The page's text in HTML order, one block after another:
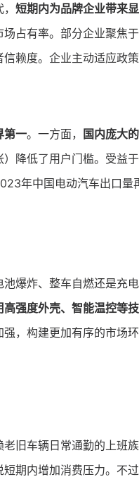
短期内为品牌企业带来
占有率。部分企业聚焦于
赖度。企业主动适应政策
第一。一方面， 国内庞大
降低了用户门槛。受益
年中国电动汽车出口量
池爆炸、整车自燃还是充
高强度外壳、智能温控等
，构建更加有序的市场环
旧车辆日常通勤的上班
期内增加消费压力。不